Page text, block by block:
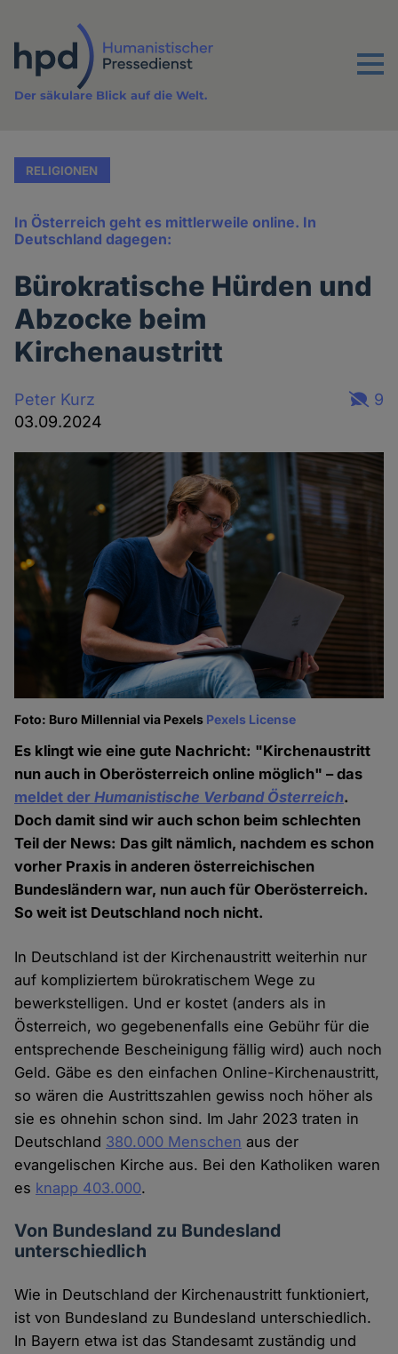
Inhalt
Menu
Der säkulare Blick auf die Welt.
RELIGIONEN
In Österreich geht es mittlerweile online. In
Deutschland dagegen:
Bürokratische Hürden und
Abzocke beim
Kirchenaustritt
Peter Kurz
03.09.2024
9
Foto: Buro Millennial via Pexels Pexels License
Es klingt wie eine gute Nachricht: "Kirchenaustritt
nun auch in Oberösterreich online möglich" – das
meldet derHumanistische Verband Österreich.
Doch damit sind wir auch schon beim schlechten
Teil der News: Das gilt nämlich, nachdem es schon
vorher Praxis in anderen österreichischen
Bundesländern war, nun auch für Oberösterreich.
So weit ist Deutschland noch nicht.
In Deutschland ist der Kirchenaustritt weiterhin nur
auf kompliziertem bürokratischem Wege zu
bewerkstelligen. Und er kostet (anders als in
Österreich, wo gegebenenfalls eine Gebühr für die
entsprechende Bescheinigung fällig wird) auch noch
Geld. Gäbe es den einfachen Online-Kirchenaustritt,
so wären die Austrittszahlen gewiss noch höher als
sie es ohnehin schon sind. Im Jahr 2023 traten in
Deutschland 380.000 Menschen aus der
evangelischen Kirche aus. Bei den Katholiken waren
es knapp 403.000.
Von Bundesland zu Bundesland
unterschiedlich
Wie in Deutschland der Kirchenaustritt funktioniert,
ist von Bundesland zu Bundesland unterschiedlich.
In Bayern etwa ist das Standesamt zuständig und